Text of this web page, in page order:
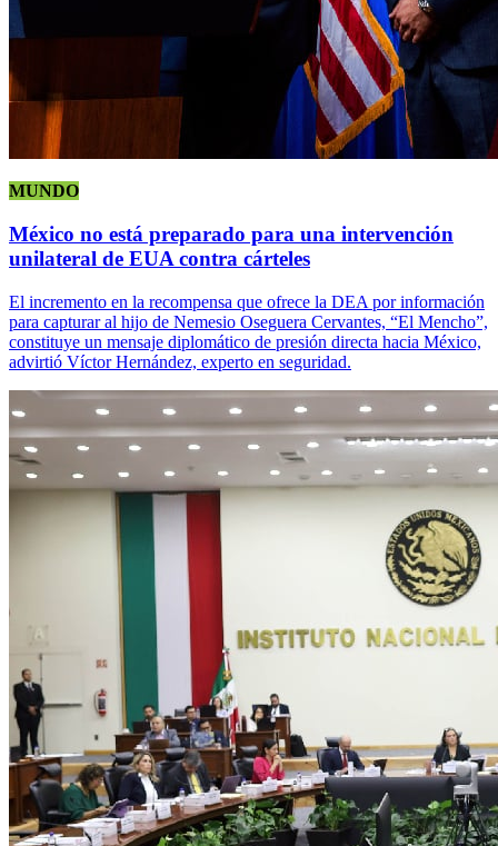
MUNDO
México no está preparado para una intervención
unilateral de EUA contra cárteles
El incremento en la recompensa que ofrece la DEA por información
para capturar al hijo de Nemesio Oseguera Cervantes, “El Mencho”,
constituye un mensaje diplomático de presión directa hacia México,
advirtió Víctor Hernández, experto en seguridad.